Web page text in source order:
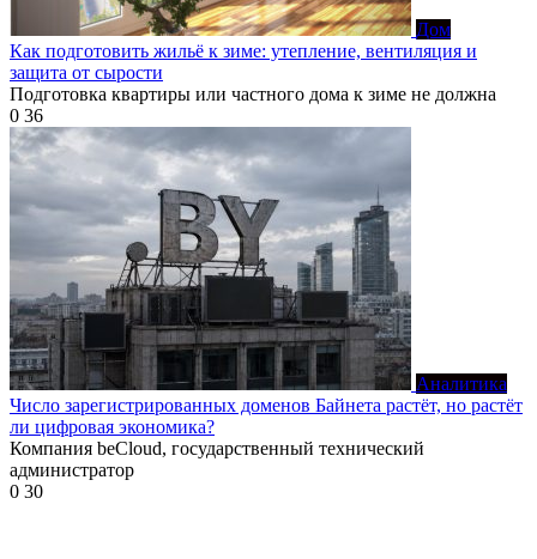
Дом
Как подготовить жильё к зиме: утепление, вентиляция и
защита от сырости
Подготовка квартиры или частного дома к зиме не должна
0 36
Аналитика
Число зарегистрированных доменов Байнета растёт, но растёт
ли цифровая экономика?
Компания beCloud, государственный технический
администратор
0 30